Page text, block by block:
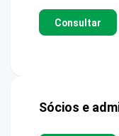
Consultar
Sócios e